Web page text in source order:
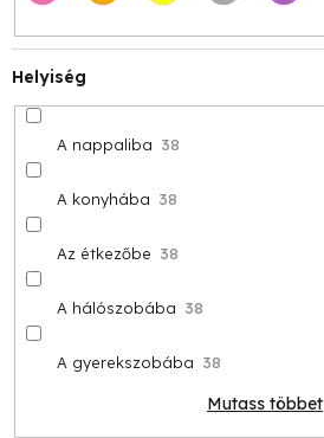
Helyiség
A nappaliba 38
A konyhába 38
Az étkezőbe 38
A hálószobába 38
A gyerekszobába 38
Mutass többet